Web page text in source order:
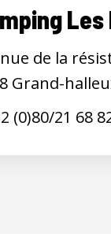
de la
Grand-
(0)80/21 68